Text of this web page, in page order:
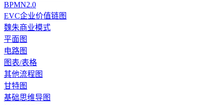
BPMN2.0
EVC企业价值链图
魏朱商业模式
平面图
电路图
图表/表格
其他流程图
甘特图
基础思维导图